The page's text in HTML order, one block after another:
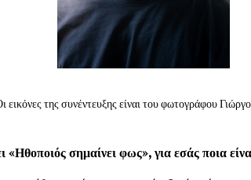
εικόνες της συνέντευξης είναι του φωτογράφου
σημαίνει φως», για εσάς ποια